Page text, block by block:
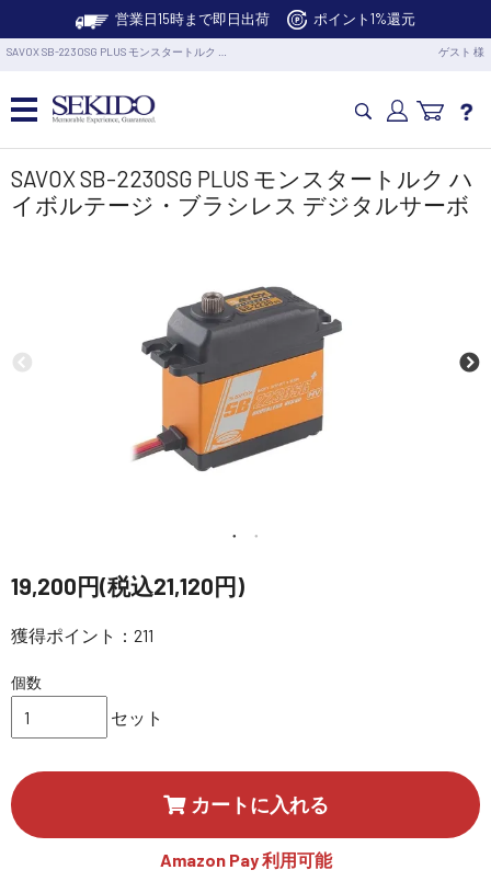
営業日15時まで即日出荷 ポイント1%還元
SAVOX SB-2230SG PLUS モンスタートルク … ゲスト 様
カメラドローン・生活家電
業務用ドローン・業務関連製品
水中ドローン(ROV)・水中スクーター
RC・ロボット部品
定期配信!
サポート・Q&A / 法人・学生のお客様
SEKIDO
SAVOX SB-2230SG PLUS モンスタートルク ハ
イボルテージ・ブラシレス デジタルサーボ
19,200円(税込21,120円)
獲得ポイント：211
個数
セット
カートに入れる
Amazon Pay 利用可能